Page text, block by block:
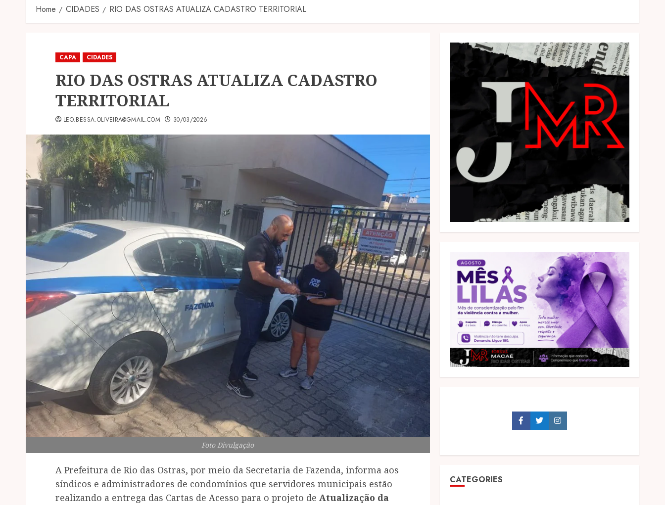
Home CIDADES RIO DAS OSTRAS ATUALIZA CADASTRO TERRITORIAL
CAPA CIDADES
RIO DAS OSTRAS ATUALIZA CADASTRO
TERRITORIAL
LEO.BESSA.OLIVEIRA@GMAIL.COM 30/03/2026
Foto Divulgação
A Prefeitura de Rio das Ostras, por meio da Secretaria de Fazenda, informa aos
síndicos e administradores de condomínios que servidores municipais estão
realizando a entrega das Cartas de Acesso para o projeto de Atualização da
Facebook
TwitterInstagram
CATEGORIES